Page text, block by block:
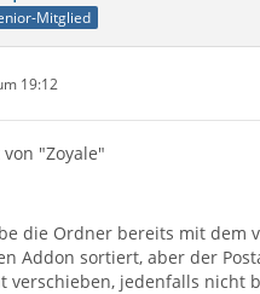
Mitglied
19:12
"Zoyale"
die Ordner bereits mit dem
Addon sortiert, aber der
verschieben, jedenfalls nicht